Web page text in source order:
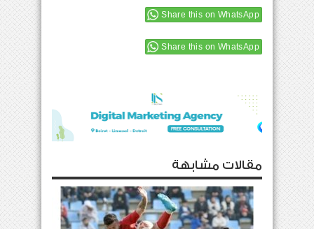
Share this on WhatsApp
Share this on WhatsApp
مقالات مشابهة